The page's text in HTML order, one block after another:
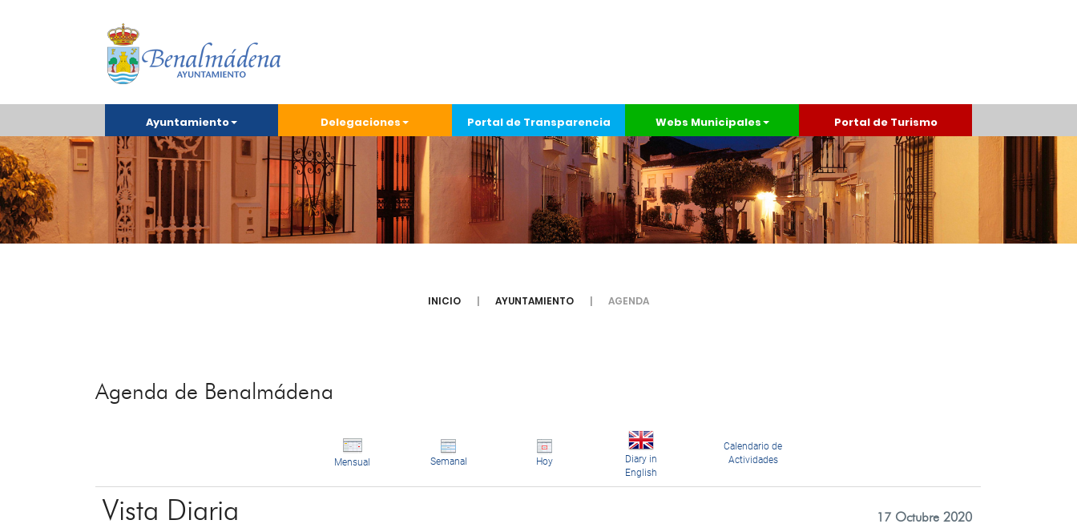
Ayuntamiento Delegaciones Portal de Transparencia Webs Municipales Portal de Turismo
INICIO AYUNTAMIENTO AGENDA
Agenda de Benalmádena
Mensual Semanal Hoy
Diary in
English
Calendario de
Actividades
Vista Diaria 17 Octubre 2020